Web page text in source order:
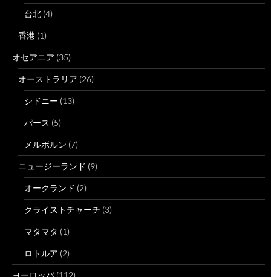
台北 (4)
香港 (1)
オセアニア (35)
オーストラリア (26)
シドニー (13)
パース (5)
メルボルン (7)
ニュージーランド (9)
オークランド (2)
クライストチャーチ (3)
マタマタ (1)
ロトルア (2)
ヨーロッパ (112)